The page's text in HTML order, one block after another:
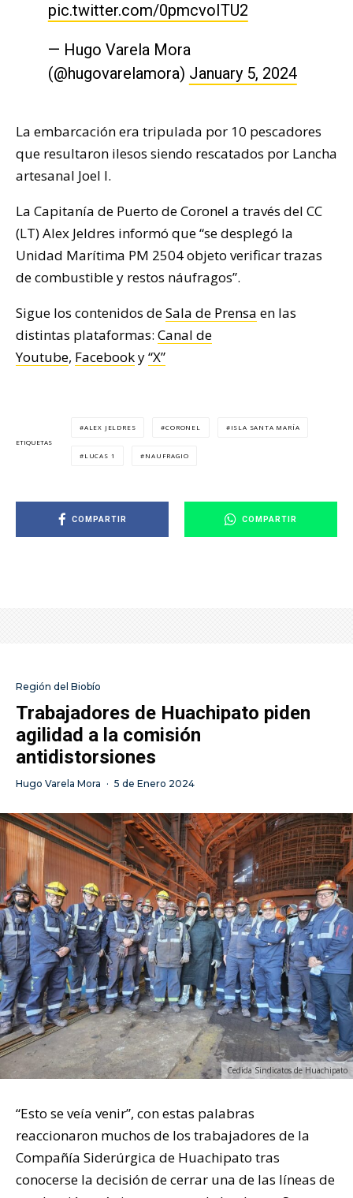
pic.twitter.com/0pmcvoITU2
— Hugo Varela Mora
(@hugovarelamora) January 5, 2024
La embarcación era tripulada por 10 pescadores
que resultaron ilesos siendo rescatados por Lancha
artesanal Joel I.
La Capitanía de Puerto de Coronel a través del CC
(LT) Alex Jeldres informó que “se desplegó la
Unidad Marítima PM 2504 objeto verificar trazas
de combustible y restos náufragos”.
Sigue los contenidos deSala de Prensa en las
distintas plataformas: Canal de
Youtube, Facebooky“X”
ETIQUETAS
ALEX JELDRES CORONEL ISLA SANTA MARÍA
LUCAS 1 NAUFRAGIO
COMPARTIR COMPARTIR
Región del Biobío
Trabajadores de Huachipato piden
agilidad a la comisión
antidistorsiones
Hugo Varela Mora · 5 de Enero 2024
Cedida Sindicatos de Huachipato
“Esto se veía venir”, con estas palabras
reaccionaron muchos de los trabajadores de la
Compañía Siderúrgica de Huachipato tras
conocerse la decisión de cerrar una de las líneas de